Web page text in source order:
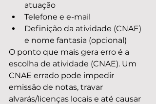
atuação
Telefone e e-mail
Definição da atividade (CNAE)
e nome fantasia (opcional)
O ponto que mais gera erro é a
escolha de atividade (CNAE). Um
CNAE errado pode impedir
emissão de notas, travar
alvarás/licenças locais e até causar